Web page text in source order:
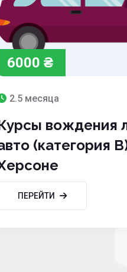
6000 ₴
2.5 месяца
вождения
(категория
ПЕРЕЙТИ